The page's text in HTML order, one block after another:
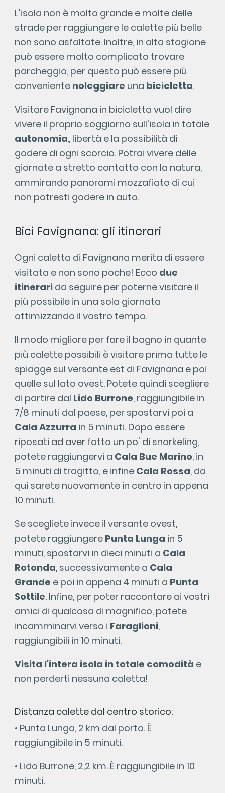
L'isola non è molto grande e molte delle
strade per raggiungere le calette più belle
non sono asfaltate. Inoltre, in alta stagione
può essere molto complicato trovare
parcheggio, per questo può essere più
conveniente noleggiare una bicicletta.
Visitare Favignana in bicicletta vuol dire
vivere il proprio soggiorno sull'isola in totale
autonomia, libertà e la possibilità di
godere di ogni scorcio. Potrai vivere delle
giornate a stretto contatto con la natura,
ammirando panorami mozzafiato di cui
non potresti godere in auto.
Bici Favignana: gli itinerari
Ogni caletta di Favignana merita di essere
visitata e non sono poche! Ecco due
itinerari da seguire per poterne visitare il
più possibile in una sola giornata
ottimizzando il vostro tempo.
Il modo migliore per fare il bagno in quante
più calette possibili è visitare prima tutte le
spiagge sul versante est di Favignana e poi
quelle sul lato ovest. Potete quindi scegliere
di partire dal Lido Burrone, raggiungibile in
7/8 minuti dal paese, per spostarvi poi a
Cala Azzurra in 5 minuti. Dopo essere
riposati ad aver fatto un po' di snorkeling,
potete raggiungervi a Cala Bue Marino, in
5 minuti di tragitto, e infine Cala Rossa, da
qui sarete nuovamente in centro in appena
10 minuti.
Se scegliete invece il versante ovest,
potete raggiungere Punta Lunga in 5
minuti, spostarvi in dieci minuti a Cala
Rotonda, successivamente a Cala
Grande e poi in appena 4 minuti a Punta
Sottile. Infine, per poter raccontare ai vostri
amici di qualcosa di magnifico, potete
incamminarvi verso i Faraglioni,
raggiungibili in 10 minuti.
Visita l'intera isola in totale comodità e
non perderti nessuna caletta!
Distanza calette dal centro storico:
• Punta Lunga, 2 km dal porto. È
raggiungibile in 5 minuti.
• Lido Burrone, 2,2 km. È raggiungibile in 10
minuti.